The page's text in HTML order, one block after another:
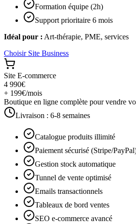
Formation équipe (2h)
Support prioritaire 6 mois
Idéal pour : Art-thérapie, PME, services
Choisir Site Business
Site E-commerce
4 990€
+ 199€/mois
Boutique en ligne complète pour vendre
Livraison : 6-8 semaines
Catalogue produits illimité
Paiement sécurisé (Stripe/
Gestion stock automatique
Tunnel de vente optimisé
Emails transactionnels
Tableaux de bord ventes
SEO e-commerce avancé